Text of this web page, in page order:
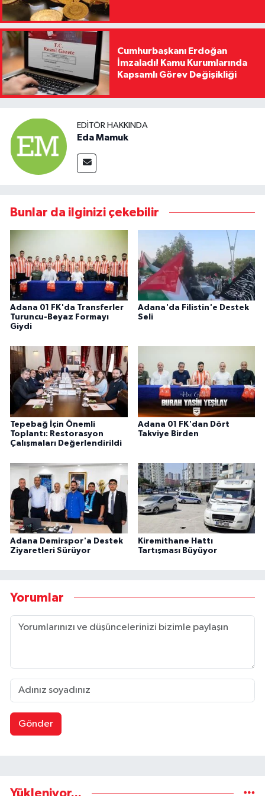
Cumhurbaşkanı Erdoğan
İmzaladı! Kamu Kurumlarında
Kapsamlı Görev Değişikliği
EDITÖR HAKKINDA
Eda Mamuk
Bunlar da ilginizi çekebilir
Adana 01 FK'da Transferler
Turuncu-Beyaz Formayı
Giydi
Adana'da Filistin'e Destek
Seli
Tepebağ İçin Önemli
Toplantı: Restorasyon
Çalışmaları Değerlendirildi
Adana 01 FK'dan Dört
Takviye Birden
Adana Demirspor'a Destek
Ziyaretleri Sürüyor
Kiremithane Hattı
Tartışması Büyüyor
Yorumlar
Gönder